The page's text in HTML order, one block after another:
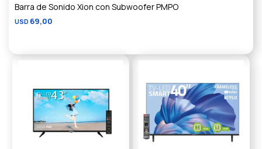
Barra de Sonido Xion con Subwoofer PMPO
USD 69,00